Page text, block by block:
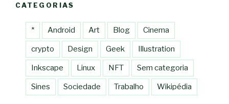
CATEGORIAS
* Android Art Blog Cinema
crypto Design Geek Illustration
Inkscape Linux NFT Sem categoria
Sines Sociedade Trabalho Wikipédia